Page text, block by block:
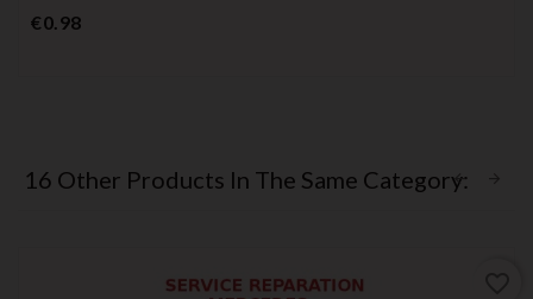
€0.98Price
16 Other Products In The Same Category: